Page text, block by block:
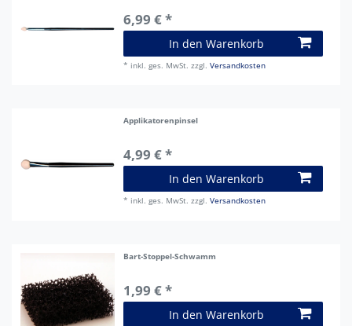
6,99 € *
In den Warenkorb
* inkl. ges. MwSt. zzgl.Versandkosten
Applikatorenpinsel
4,99 € *
In den Warenkorb
* inkl. ges. MwSt. zzgl.Versandkosten
Bart-Stoppel-Schwamm
1,99 € *
In den Warenkorb